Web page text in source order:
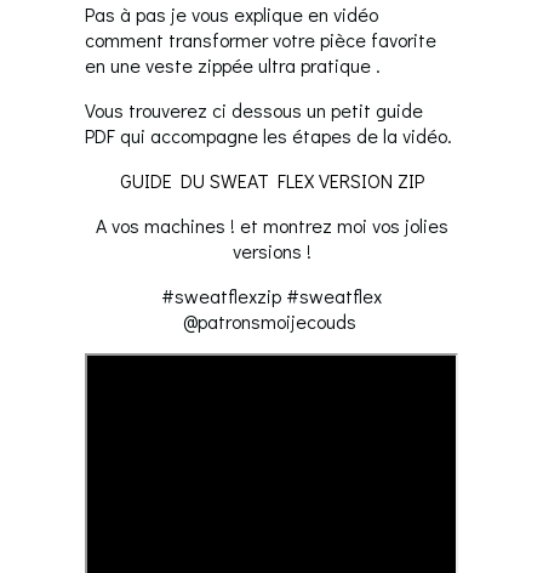
Pas à pas je vous explique en vidéo
comment transformer votre pièce favorite
en une veste zippée ultra pratique .
Vous trouverez ci dessous un petit guide
PDF qui accompagne les étapes de la vidéo.
GUIDE DU SWEAT FLEX VERSION ZIP
A vos machines ! et montrez moi vos jolies
versions !
#sweatflexzip #sweatflex
@patronsmoijecouds